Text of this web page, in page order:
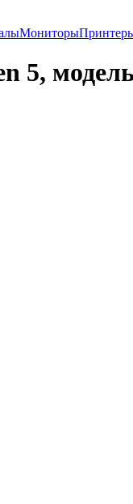
Мониторы
5,